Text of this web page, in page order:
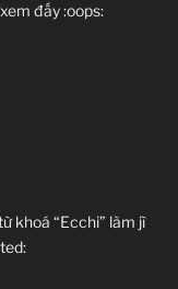
đấy :oops:
khoá “Ecchi” làm jì